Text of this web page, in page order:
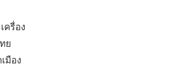
ครื่อง
ย
มือง